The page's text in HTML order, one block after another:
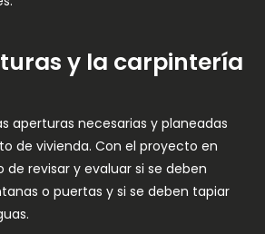
y la carpintería
aperturas necesarias y planeadas
de vivienda. Con el proyecto en
revisar y evaluar si se deben
o puertas y si se deben tapiar